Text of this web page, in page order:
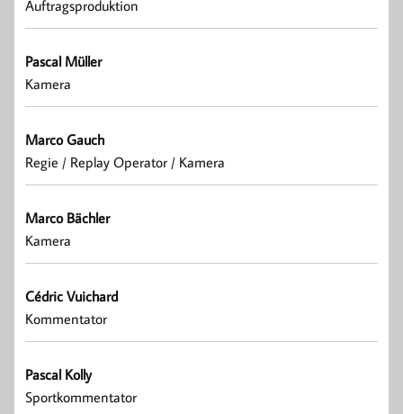
Auftragsproduktion
Pascal Müller
Kamera
Marco Gauch
Regie / Replay Operator / Kamera
Marco Bächler
Kamera
Cédric Vuichard
Kommentator
Pascal Kolly
Sportkommentator